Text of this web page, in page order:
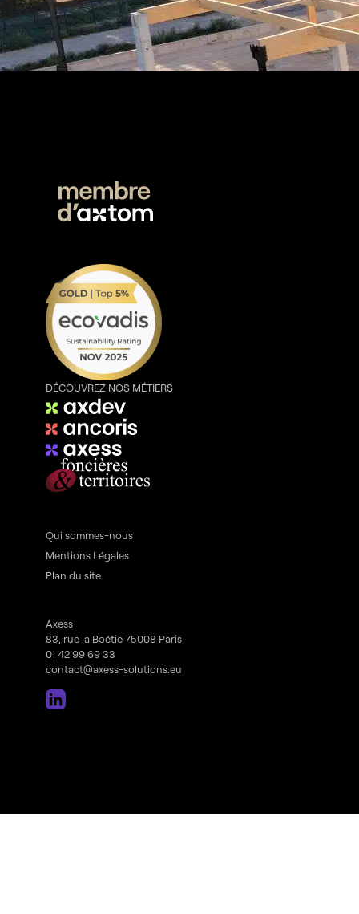
DÉCOUVREZ NOS MÉTIERS
Qui sommes-nous
Mentions Légales
Plan du site
Axess
83, rue la Boétie 75008 Paris
01 42 99 69 33
contact@axess-solutions.eu